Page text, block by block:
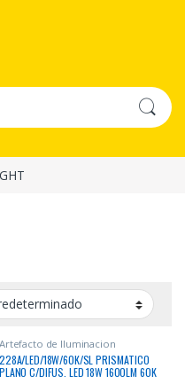
Artefacto de Iluminacion
228A/LED/18W/60K/SL PRISMATICO
PLANO C/DIFUS. LED 18W 1600LM 60K